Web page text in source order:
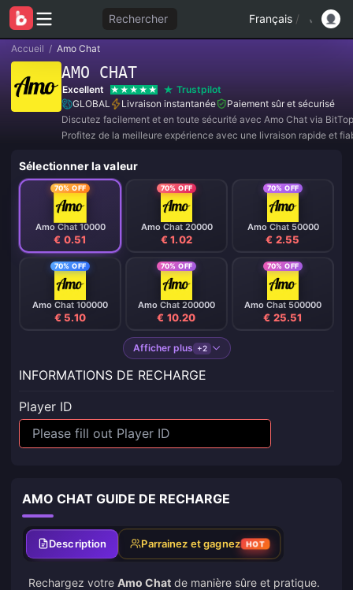
Rechercher Français /
Accueil / Amo Chat
AMO CHAT
Excellent
Trustpilot
GLOBAL
Livraison instantanée
Paiement sûr et sécurisé
Discutez facilement et en toute sécurité avec Amo Chat via
Profitez de la meilleure expérience avec une livraison rapide et
incroyables ! ✨
Sélectionner la valeur
70% OFF
Amo Chat 10000
€ 0.51
70% OFF
Amo Chat 20000
€ 1.02
70% OFF
Amo Chat 50000
€ 2.55
70% OFF
Amo Chat 100000
€ 5.10
70% OFF
Amo Chat 200000
€ 10.20
70% OFF
Amo Chat 500000
€ 25.51
Afficher plus +2
INFORMATIONS DE RECHARGE
Player ID
AMO CHAT GUIDE DE RECHARGE
Description Parrainez et gagnez HOT
Rechargez votre Amo Chat de manière sûre et pratique.